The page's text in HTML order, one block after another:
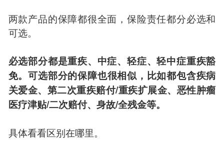
两款产品的保障都很全面，保险责任都分必选和
可选。
必选部分都是重疾、中症、轻症、轻中症重疾豁
免。可选部分的保障也很相似，比如都包含疾病
关爱金、第二次重疾赔付/重疾扩展金、恶性肿瘤
医疗津贴/二次赔付、身故/全残金等。
具体看看区别在哪里。